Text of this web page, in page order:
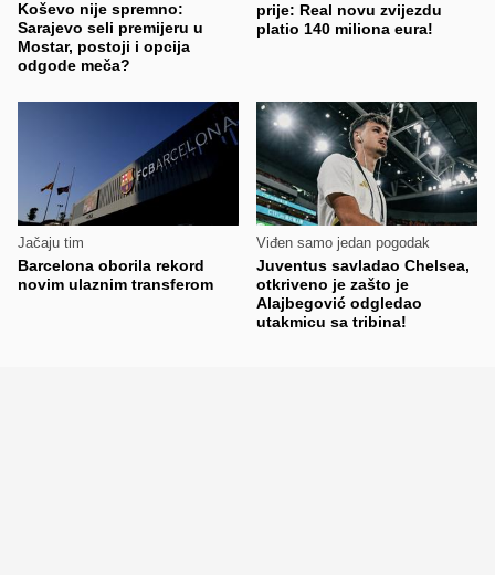
Koševo nije spremno:
Sarajevo seli premijeru u
Mostar, postoji i opcija
odgode meča?
prije: Real novu zvijezdu
platio 140 miliona eura!
Jačaju tim
Barcelona oborila rekord
novim ulaznim transferom
Viđen samo jedan pogodak
Juventus savladao Chelsea,
otkriveno je zašto je
Alajbegović odgledao
utakmicu sa tribina!